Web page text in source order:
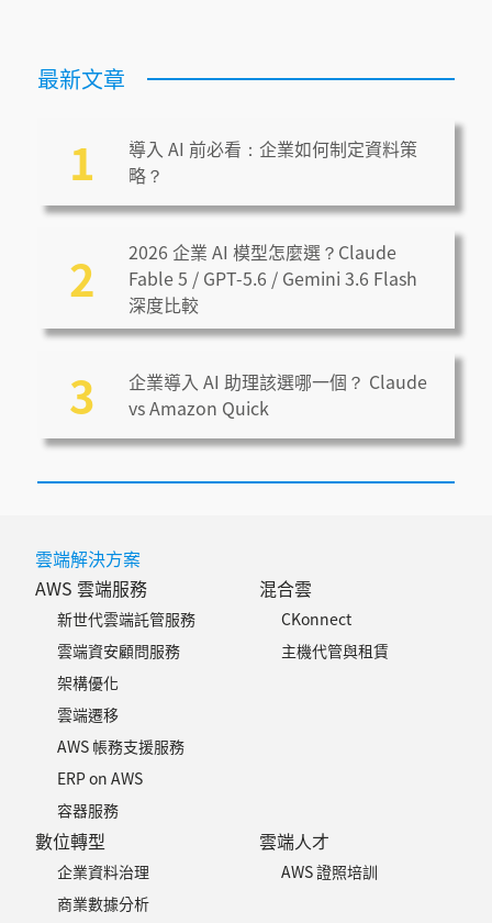
最新文章
1
導入 AI 前必看：企業如何制定資料策
略？
2
2026 企業 AI 模型怎麼選？Claude
Fable 5 / GPT-5.6 / Gemini 3.6 Flash
深度比較
3
企業導入 AI 助理該選哪一個？ Claude
vs Amazon Quick
雲端解決方案
AWS 雲端服務
新世代雲端託管服務
雲端資安顧問服務
架構優化
雲端遷移
AWS 帳務支援服務
ERP on AWS
容器服務
混合雲
CKonnect
主機代管與租賃
數位轉型
企業資料治理
商業數據分析
雲端人才
AWS 證照培訓